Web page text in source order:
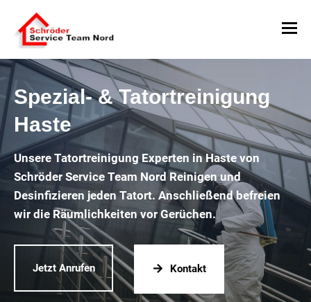
Spezial- & Tatortreinigung
Haste
Unsere Tatortreinigung Experten in Haste von
Schröder Service Team Nord Reinigen und
Desinfizieren jeden Tatort. Anschließend befreien
wir die Räumlichkeiten vor Gerüchen.
Jetzt Anrufen Kontakt